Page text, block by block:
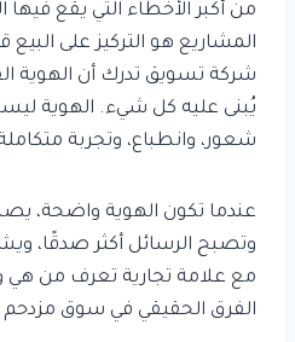
من أكبر الأخطاء التي يقع
المشاريع هو التركيز على
شركة تسويق تدرك أن الهوية
يُبنى عليه كل شيء. الهوية
شعور، وانطباع، وتجربة
عندما تكون الهوية واضحة،
وتصبح الرسائل أكثر صدقًا،
مع علامة تجارية تعرف من هي
الفرق الحقيقي في سوق مزدحم